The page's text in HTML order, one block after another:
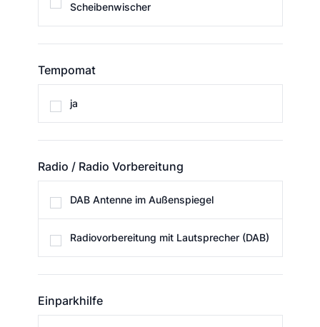
Scheibenwischer
Tempomat
ja
Radio / Radio Vorbereitung
DAB Antenne im Außenspiegel
Radiovorbereitung mit Lautsprecher (DAB)
Einparkhilfe